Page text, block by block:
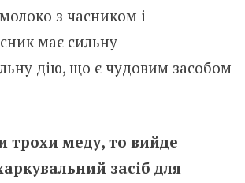
з часником і
має сильну
дію, що є чудовим засобом
трохи меду, то вийде
засіб для